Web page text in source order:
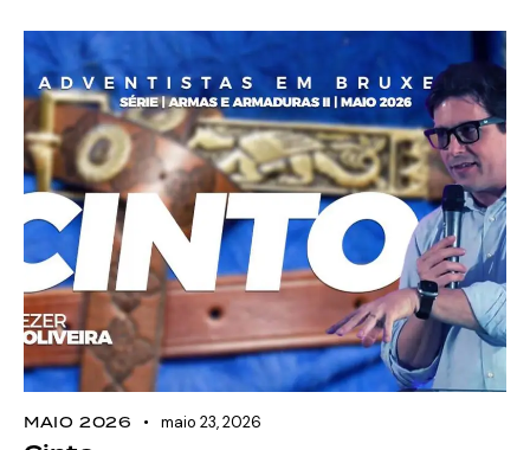
MAIO 2026 maio 23, 2026